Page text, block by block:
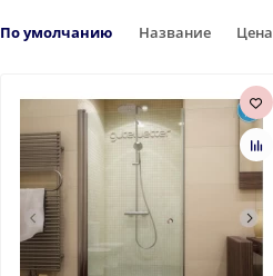
По умолчанию Название Цена